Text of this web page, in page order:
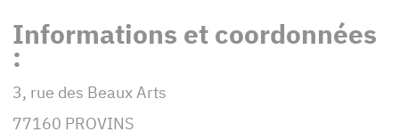
Informations et coordonnées
:
3, rue des Beaux Arts
77160 PROVINS